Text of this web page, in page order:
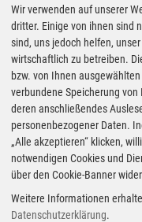
Wir verwenden auf unserer
dritter. Einige von ihnen sind
sind, uns jedoch helfen,
wirtschaftlich zu betreiben.
bzw. von Ihnen
verbundene Speicherung
deren anschließendes
personenbezogener Daten.
„Alle akzeptieren“ klicken,
notwendigen Cookies und
über den Cookie-Banner
Weitere Informationen
Datenschutzerklärung.